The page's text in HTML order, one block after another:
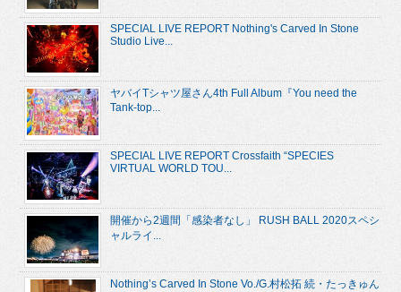
SPECIAL LIVE REPORT Nothing's Carved In Stone
Studio Live...
ヤバイTシャツ屋さん4th Full Album『You need the
Tank-top...
SPECIAL LIVE REPORT Crossfaith “SPECIES
VIRTUAL WORLD TOU...
開催から2週間「感染者なし」 RUSH BALL 2020スペシ
ャルライ...
Nothing’s Carved In Stone Vo./G.村松拓 続・たっきゅん